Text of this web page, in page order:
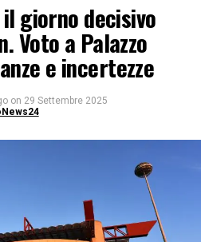
giorno decisivo
Voto a Palazzo
e incertezze
on 29 Settembre 2025